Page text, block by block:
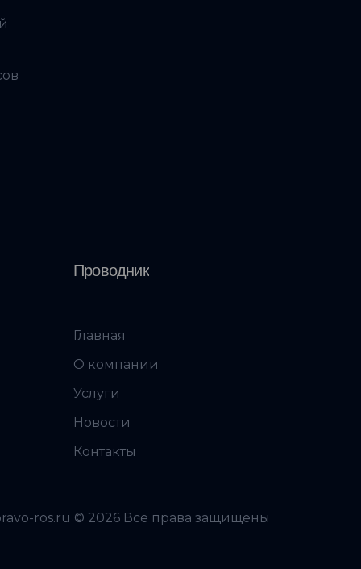
Проводник
Главная
О компании
Услуги
Новости
Контакты
ros.ru © 2026 Все права защищены